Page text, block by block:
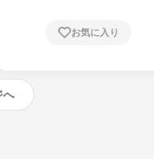
お気に入り
へ